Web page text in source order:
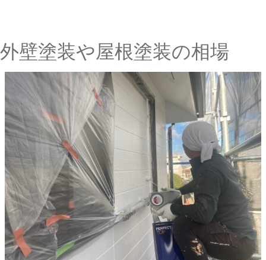
外壁塗装や屋根塗装の相場